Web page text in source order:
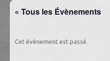
« Tous les Évènements
Cet évènement est passé.